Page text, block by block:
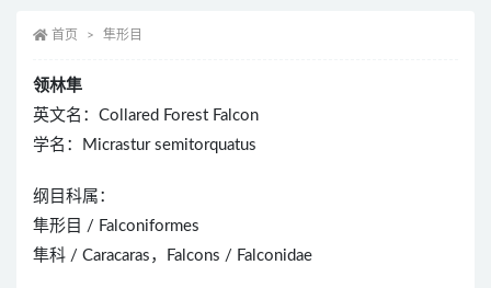
首页 隼形目
领林隼
英文名：Collared Forest Falcon
学名：Micrastur semitorquatus
纲目科属：
隼形目 / Falconiformes
隼科 / Caracaras，Falcons / Falconidae